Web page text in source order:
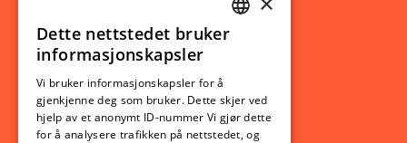
Ny student
Utveksling
Opptak
Lov- og regelverk
NORWEGIAN
Dette nettstedet bruker
informasjonskapsler
Vi bruker informasjonskapsler for å
gjenkjenne deg som bruker. Dette skjer ved
hjelp av et anonymt ID-nummer Vi gjør dette
for å analysere trafikken på nettstedet, og